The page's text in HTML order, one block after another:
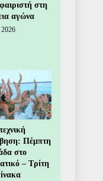
στη
αγώνα
Πέμπτη
στο
– Τρίτη